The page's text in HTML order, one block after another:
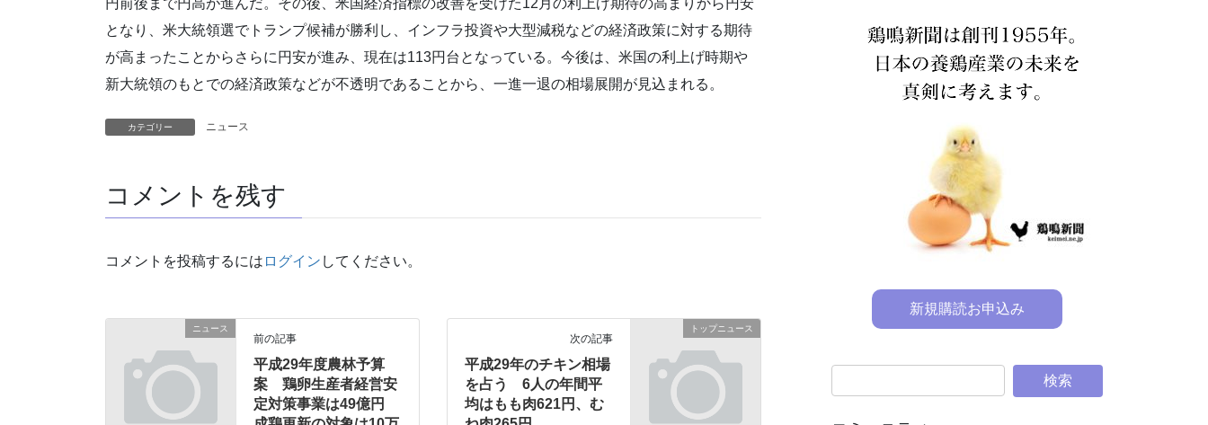
円前後まで円高が進んだ。その後、米国経済指標の改善を受けた12月の利上げ期待の高まりから円安
となり、米大統領選でトランプ候補が勝利し、インフラ投資や大型減税などの経済政策に対する期待
が高まったことからさらに円安が進み、現在は113円台となっている。今後は、米国の利上げ時期や
新大統領のもとでの経済政策などが不透明であることから、一進一退の相場展開が見込まれる。
カテゴリー ニュース
コメントを残す
コメントを投稿するには ログイン してください。
ニュース
前の記事
平成29年度農林予算
案 鶏卵生産者経営安
定対策事業は49億円
トップニュース
次の記事
平成29年のチキン相場
を占う 6人の年間平
均はもも肉621円、む
新規購読お申込み